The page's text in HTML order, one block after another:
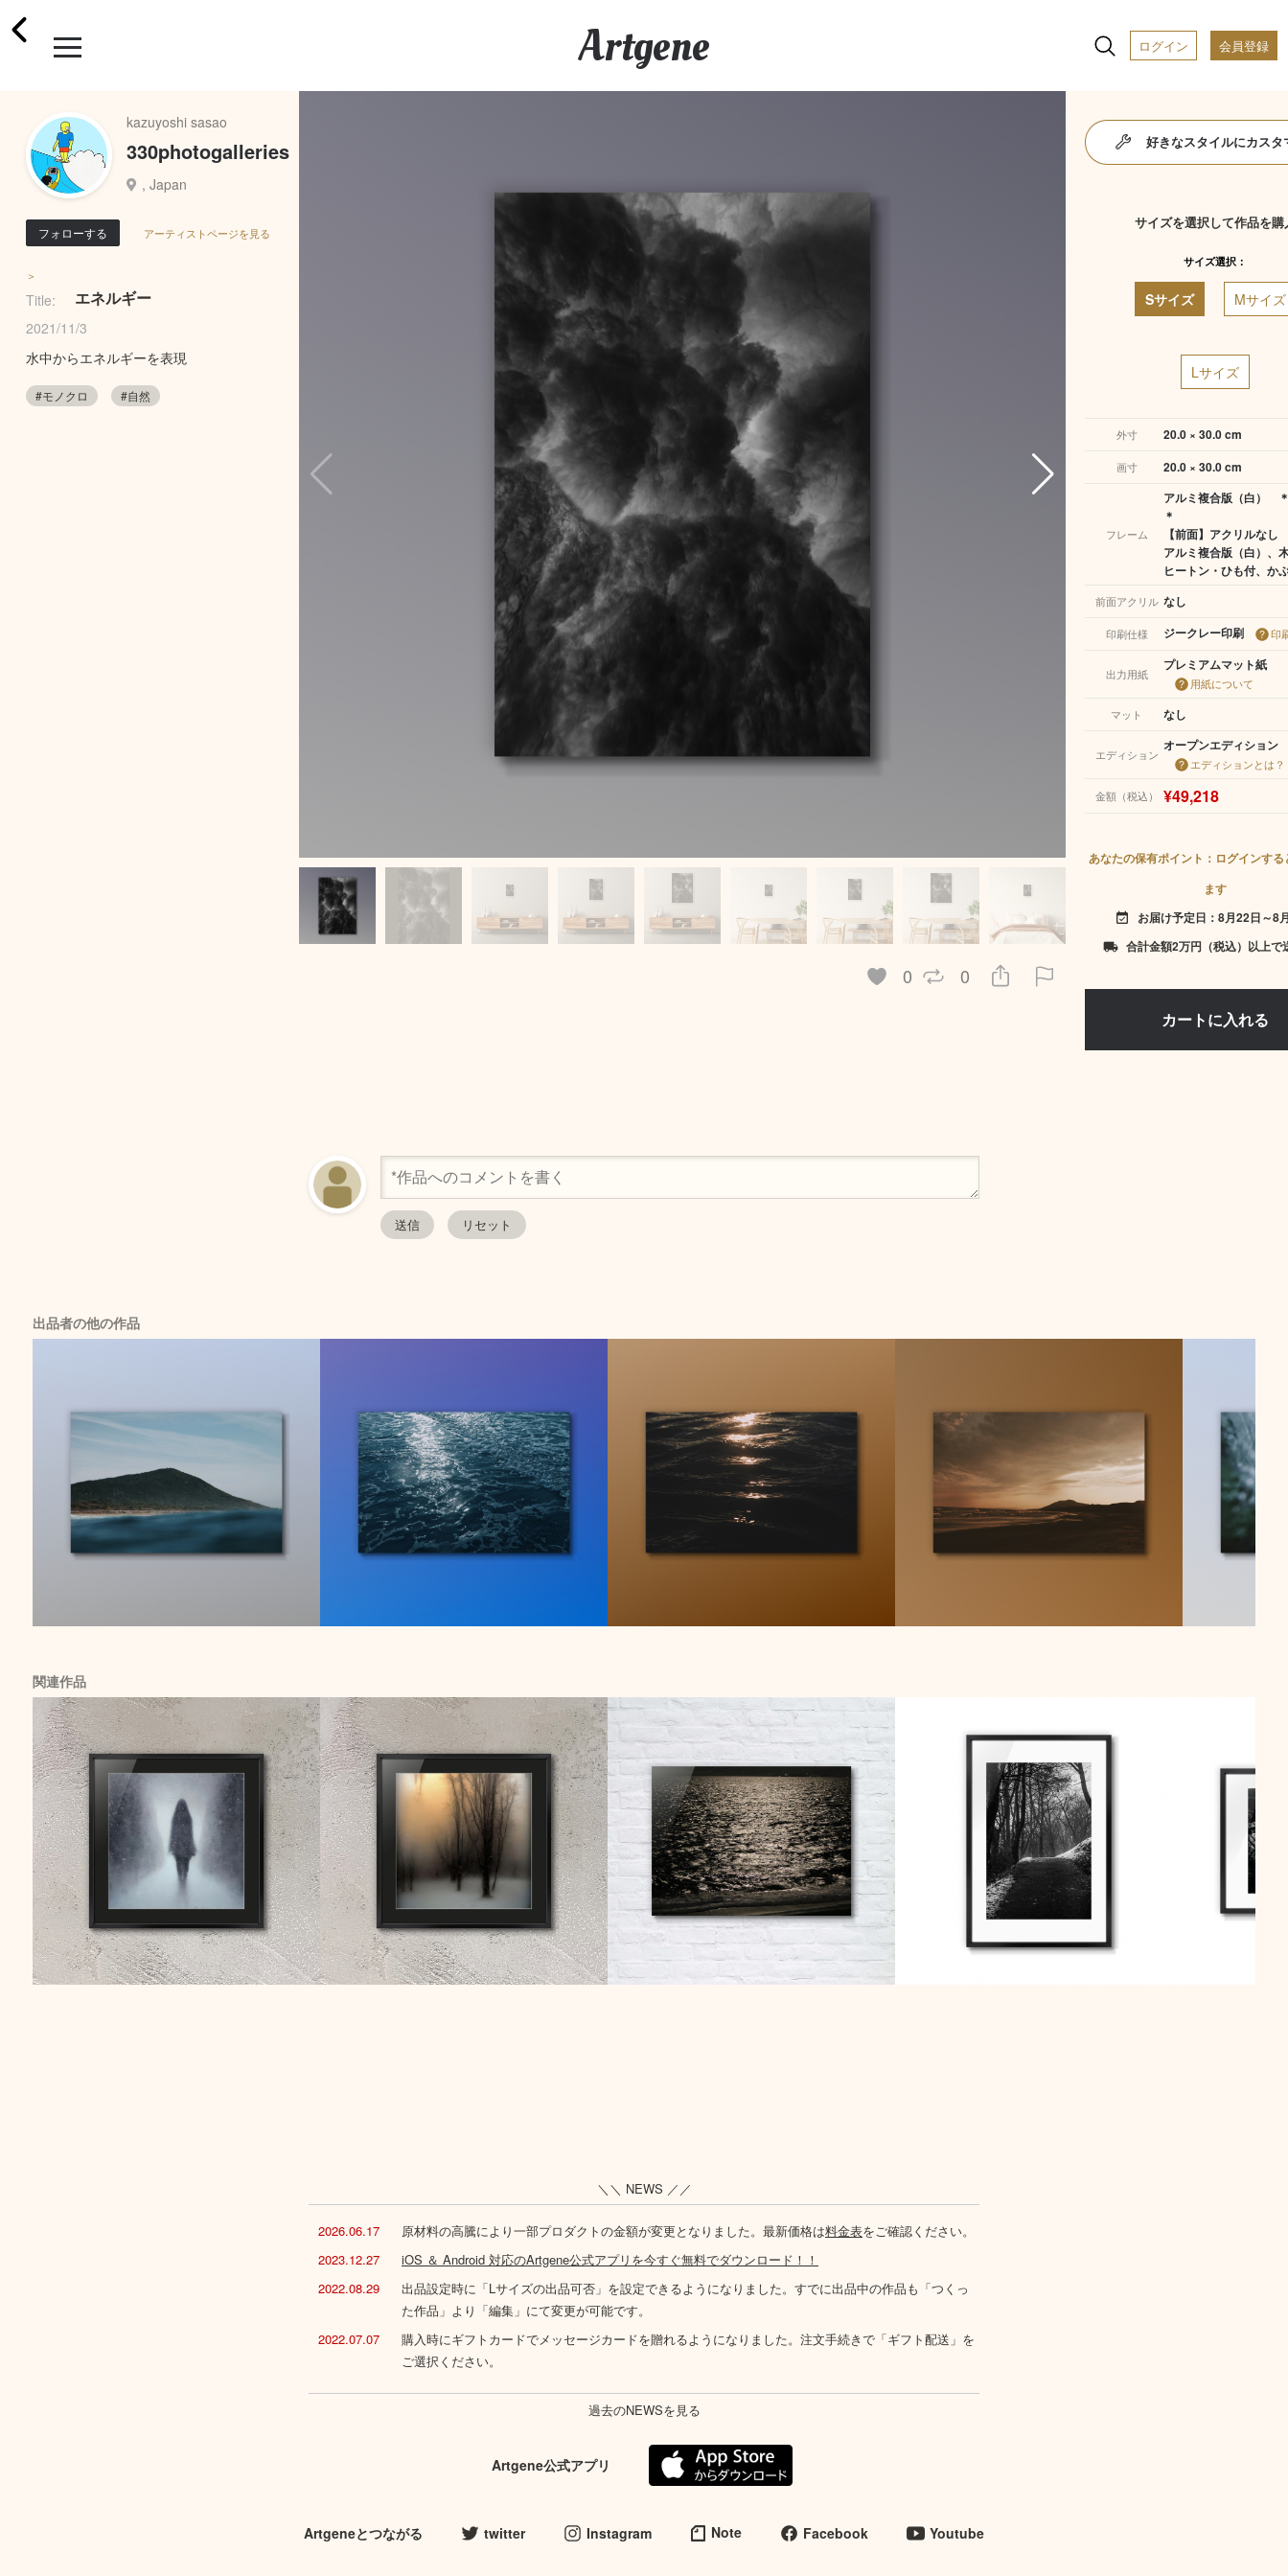
Artgene ログイン 会員登録
0 0
kazuyoshi sasao
330photogalleries
, Japan
フォローする アーティストページを見る
＞
Title: エネルギー
2021/11/3
水中からエネルギーを表現
#モノクロ #自然
好きなスタイルにカスタ
サイズを選択して作品を購
サイズ選択：
Sサイズ Mサイズ
Lサイズ
外寸 20.0 × 30.0 cm
画寸 20.0 × 30.0 cm
フレーム
アルミ複合版（白）
＊
【前面】アクリルな
アルミ複合版（白）、
ヒートン・ひも付、か
前面アクリル なし
印刷仕様 ジークレー印刷 印
出力用紙
プレミアムマット紙
用紙について
マット
なし
エディション
オープンエディション
エディションとは？
金額（税込） ¥49,218
あなたの保有ポイント：ログインす
ます
event_available お届け予定日：8月22日～8
local_shipping 合計金額2万円（税込）以上で
出品者の他の作品
関連作品
＼＼ NEWS ／／
2026.06.17 原材料の高騰により一部プロダクトの金額が変更となりました。最新価格は料金表をご確認ください。
2023.12.27
iOS ＆ Android 対応のArtgene公式アプリを今すぐ無料でダウンロード！！
2022.08.29
出品設定時に「Lサイズの出品可否」を設定できるようになりました。すでに出品中の作品も「つくっ
た作品」より「編集」にて変更が可能です。
2022.07.07
購入時にギフトカードでメッセージカードを贈れるようになりました。注文手続きで「ギフト配送」を
ご選択ください。
過去のNEWSを見る
Artgene公式アプリ
Artgeneとつながる twitter Instagram Note Facebook Youtube